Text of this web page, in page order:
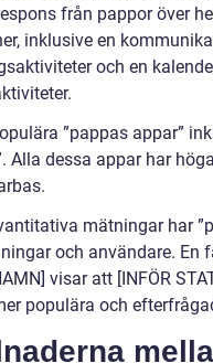
från pappor över
inklusive en
och en
”pappas appar”
Alla dessa appar har
mätningar har
och användare. En
visar att [INFÖR
populära och